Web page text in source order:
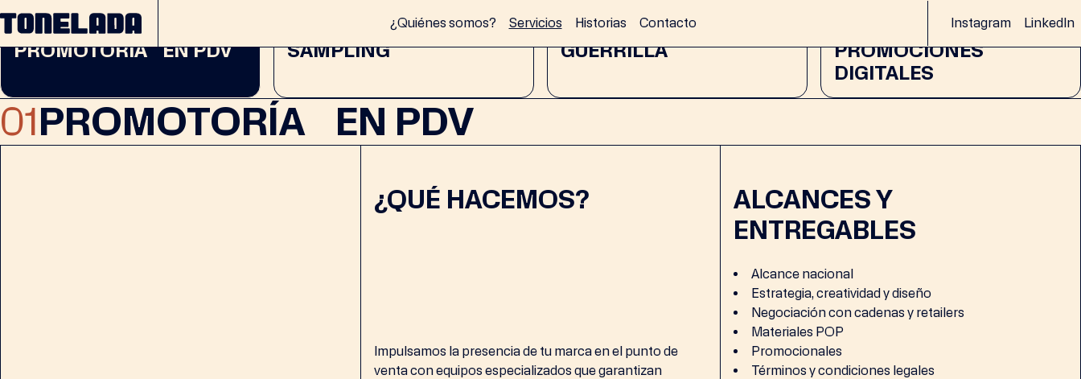
¿Quiénes somos? Servicios Historias Contacto Instagram LinkedIn
01
PROMOTORÍA EN PDV
SAMPLING
03
GUERRILLA
PROMOCIONES
DIGITALES
01PROMOTORÍA EN PDV
¿QUÉ HACEMOS?
Impulsamos la presencia de tu marca en el punto de
venta con equipos especializados que garantizan
ALCANCES Y
ENTREGABLES
Alcance nacional
Estrategia, creatividad y diseño
Negociación con cadenas y retailers
Materiales POP
Promocionales
Términos y condiciones legales